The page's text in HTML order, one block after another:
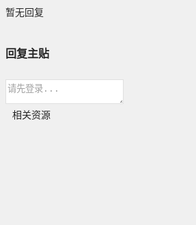
暂无回复
回复主贴
相关资源